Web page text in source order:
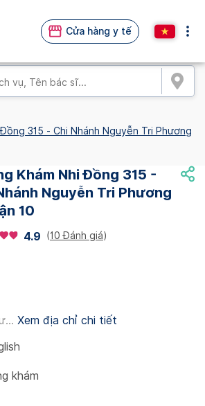
Cửa hàng y tế
315 - Chi Nhánh Nguyễn Tri Phương
Khám Nhi Đồng 315 -
Nguyễn Tri Phương
10
4.9 (10 Đánh giá)
Xem địa chỉ chi tiết
khám